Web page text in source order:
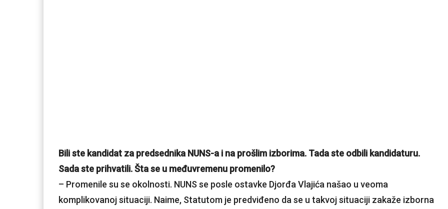
Bili ste kandidat za predsednika NUNS-a i na prošlim izborima. Tada ste odbili kandidaturu.
Sada ste prihvatili. Šta se u međuvremenu promenilo?
– Promenile su se okolnosti. NUNS se posle ostavke Djorđa Vlajića našao u veoma
komplikovanoj situaciji. Naime, Statutom je predviđeno da se u takvoj situaciji zakaže izborna